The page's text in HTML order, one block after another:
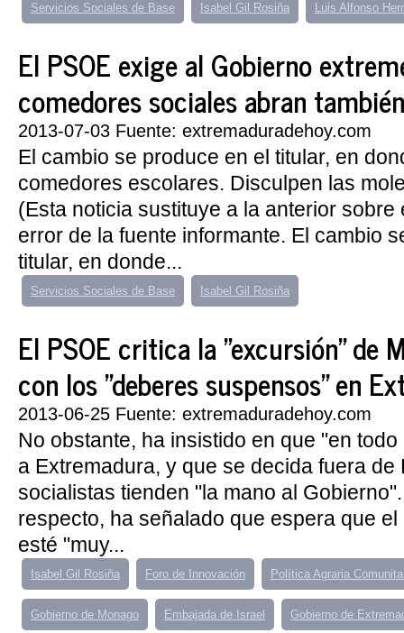
Servicios Sociales de Base Isabel Gil Rosiña Luis Alfonso
El PSOE exige al Gobierno
comedores sociales abran
2013-07-03 Fuente: extremaduradehoy.com
El cambio se produce en el titular, en
comedores escolares. Disculpen las
(Esta noticia sustituye a la anterior sobre
error de la fuente informante. El cambio
titular, en donde...
Servicios Sociales de Base Isabel Gil Rosiña
El PSOE critica la "excursión" de
con los "deberes suspensos" en
2013-06-25 Fuente: extremaduradehoy.com
No obstante, ha insistido en que "en
a Extremadura, y que se decida fuera de
socialistas tienden "la mano al
respecto, ha señalado que espera que
esté "muy...
Isabel Gil Rosiña Foro de Innovación Política Agraria
Gobierno de Monago Embajada de Israel Gobierno de